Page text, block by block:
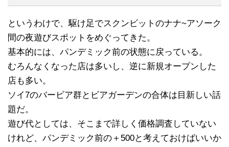
というわけで、駆け足でスクンビットのナナ~アソーク
間の夜遊びスポットをめぐってきた。
基本的には、パンデミック前の状態に戻っている。
むろんなくなった店は多いし、逆に新規オープンした
店も多い。
ソイ7のバービア群とビアガーデンの合体は目新しい話
題だ。
遊び代としては、そこまで詳しく価格調査していない
けれど、パンデミック前の＋500と考えておけばいいか